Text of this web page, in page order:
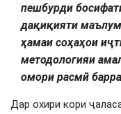
пешбурди
дақиқияти
ҳамаи соҳаҳои
методологияи
омори расмӣ
Дар охири кори